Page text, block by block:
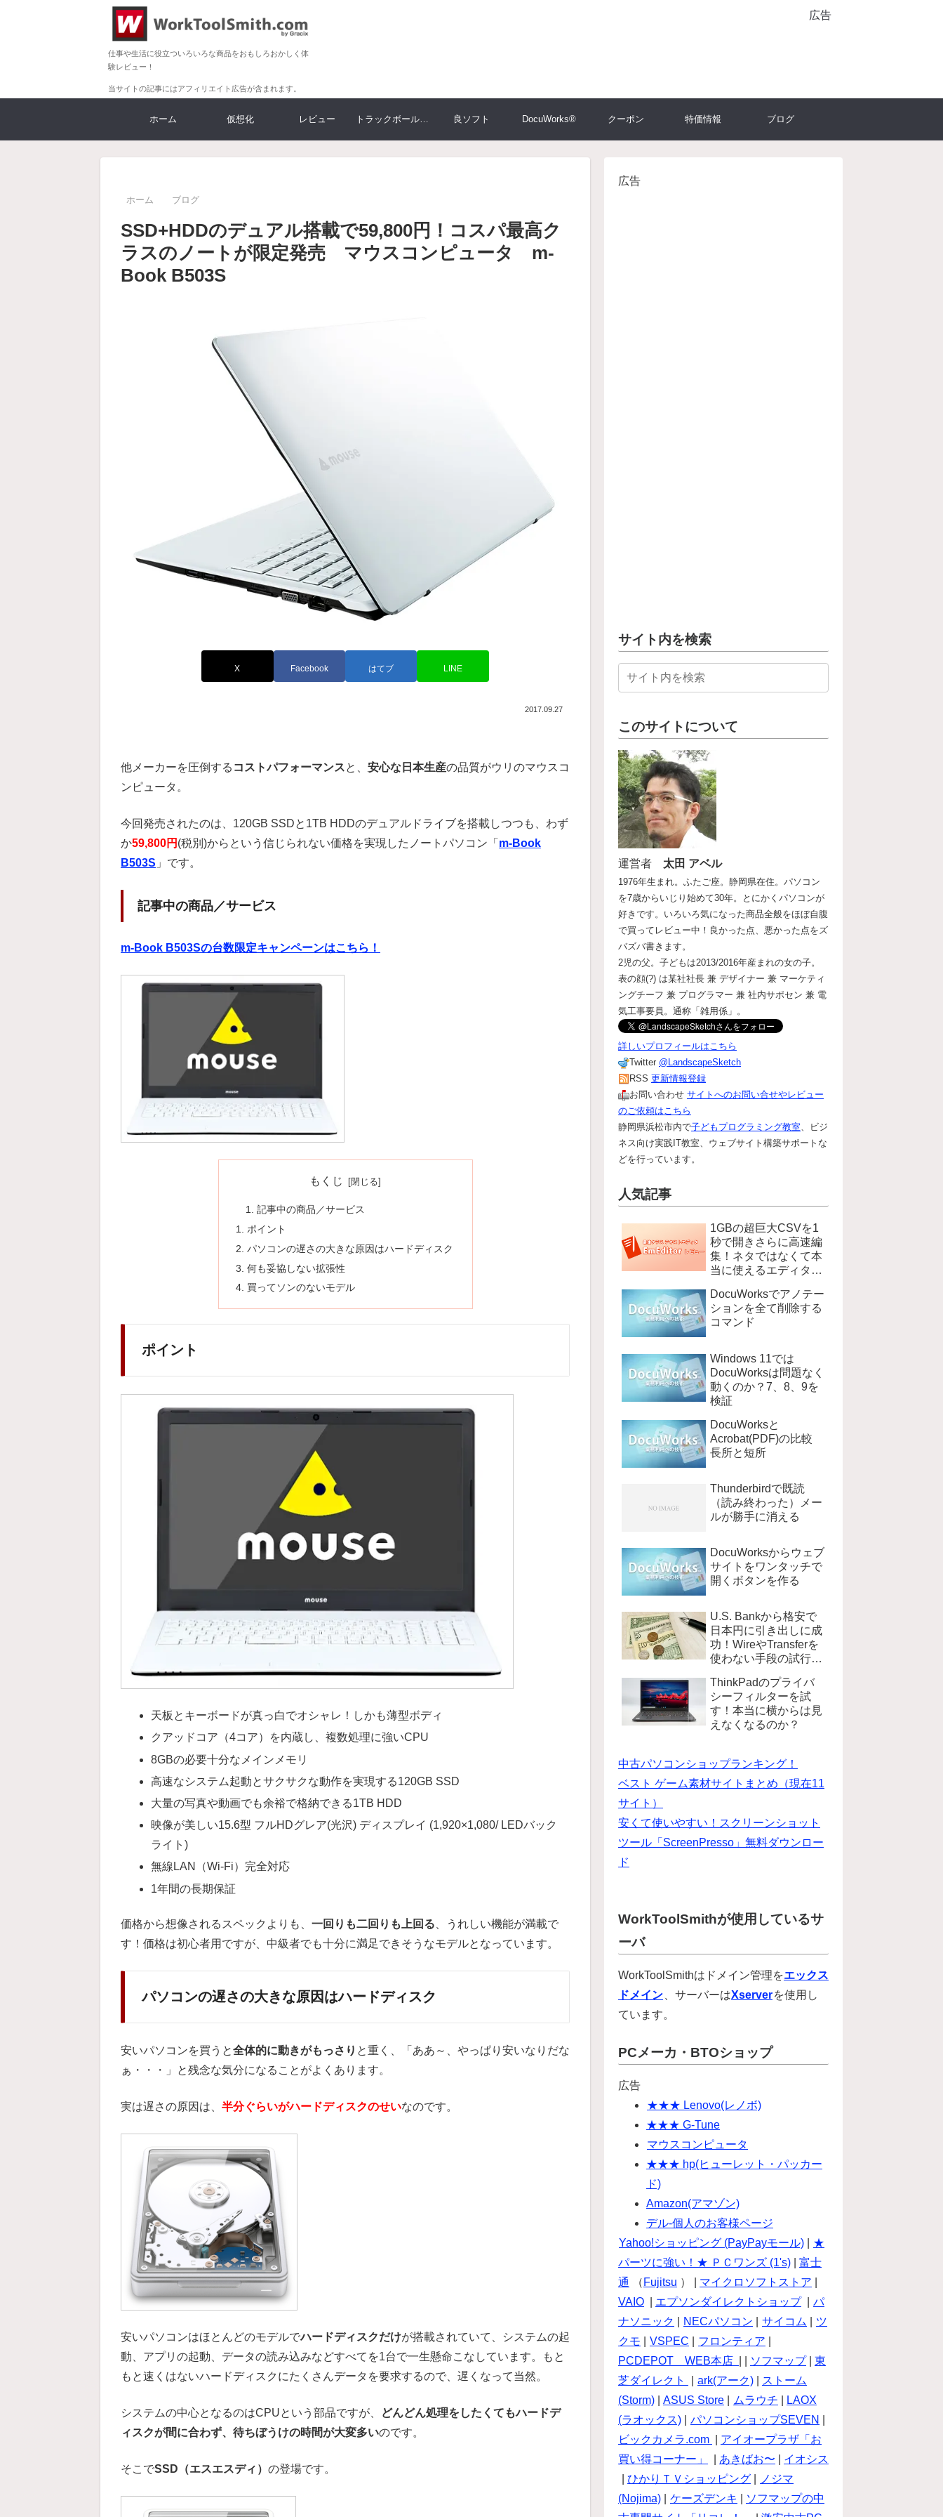
仕事や生活に役立ついろいろな商品をおもしろおかしく体
験レビュー！
当サイトの記事にはアフィリエイト広告が含まれます。
広告
ホーム 仮想化 レビュー トラックボール大比較 良ソフト DocuWorks® クーポン 特価情報 ブログ
ホーム ブログ
SSD+HDDのデュアル搭載で59,800円！コスパ最高ク
ラスのノートが限定発売 マウスコンピュータ m-
Book B503S
X Facebook はてブ LINE
2017.09.27
他メーカーを圧倒する コストパフォーマンスと、 安心な日本生産の品質がウリのマウスコ
ンピュータ。
今回発売されたのは、120GB SSDと1TB HDDのデュアルドライブを搭載しつつも、わず
か59,800円 (税別)からという信じられない価格を実現したノートパソコン「 m-Book
B503S 」です。
記事中の商品／サービス
m-Book B503Sの台数限定キャンペーンはこちら！
もくじ
記事中の商品／サービス
ポイント
パソコンの遅さの大きな原因はハードディスク
何も妥協しない拡張性
買ってソンのないモデル
ポイント
天板とキーボードが真っ白でオシャレ！しかも薄型ボディ
クアッドコア（4コア）を内蔵し、複数処理に強いCPU
8GBの必要十分なメインメモリ
高速なシステム起動とサクサクな動作を実現する120GB SSD
大量の写真や動画でも余裕で格納できる1TB HDD
映像が美しい15.6型 フルHDグレア(光沢) ディスプレイ (1,920×1,080/ LEDバック
ライト)
無線LAN（Wi-Fi）完全対応
1年間の長期保証
価格から想像されるスペックよりも、 一回りも二回りも上回る 、うれしい機能が満載で
す！価格は初心者用ですが、中級者でも十分に満足できそうなモデルとなっています。
パソコンの遅さの大きな原因はハードディスク
安いパソコンを買うと全体的に動きがもっさり と重く、「ああ～、やっぱり安いなりだな
ぁ・・・」と残念な気分になることがよくあります。
実は遅さの原因は、 半分ぐらいがハードディスクのせいなのです。
安いパソコンはほとんどのモデルでハードディスクだけが搭載されていて、システムの起
動、アプリの起動、データの読み込みなどすべてを1台で一生懸命こなしています。もと
もと速くはないハードディスクにたくさんデータを要求するので、遅くなって当然。
システムの中心となるのはCPUという部品ですが、
どんどん処理をしたくてもハードデ
ィスクが間に合わず、待ちぼうけの時間が大変多いのです。
そこでSSD（エスエスディ） の登場です。
広告
サイト内を検索
このサイトについて
運営者 太田 アベル
1976年生まれ。ふたご座。静岡県在住。パソコン
を7歳からいじり始めて30年。とにかくパソコンが
好きです。いろいろ気になった商品全般をほぼ自腹
で買ってレビュー中！良かった点、悪かった点をズ
バズバ書きます。
2児の父。子どもは2013/2016年産まれの女の子。
表の顔(?) は某社社長 兼 デザイナー 兼 マーケティ
ングチーフ 兼 プログラマー 兼 社内サポセン 兼 電
気工事要員。通称「雑用係」。
詳しいプロフィールはこちら
Twitter @LandscapeSketch
RSS 更新情報登録
お問い合わせ サイトへのお問い合せやレビュー
のご依頼はこちら
静岡県浜松市内で子どもプログラミング教室、ビジ
ネス向け実践IT教室、ウェブサイト構築サポートな
どを行っています。
人気記事
1GBの超巨大CSVを1
秒で開きさらに高速編
集！ネタではなくて本
当に使えるエディタ
DocuWorksでアノテー
ションを全て削除する
コマンド
Windows 11では
DocuWorksは問題なく
動くのか？7、8、9を
検証
DocuWorksと
Acrobat(PDF)の比較
長所と短所
Thunderbirdで既読
（読み終わった）メー
ルが勝手に消える
DocuWorksからウェブ
サイトをワンタッチで
開くボタンを作る
U.S. Bankから格安で
日本円に引き出しに成
功！WireやTransferを
使わない手段の試行錯
ThinkPadのプライバ
シーフィルターを試
す！本当に横からは見
えなくなるのか？
中古パソコンショップランキング！
ベスト ゲーム素材サイトまとめ（現在11
サイト）
安くて使いやすい！スクリーンショット
ツール「ScreenPresso」無料ダウンロー
ド
WorkToolSmithが使用しているサ
ーバ
WorkToolSmithはドメイン管理をエックス
ドメイン 、サーバーはXserverを使用し
ています。
PCメーカ・BTOショップ
広告
★★★ Lenovo(レノボ)
★★★ G-Tune
マウスコンピュータ
★★★ hp(ヒューレット・パッカー
ド)
Amazon(アマゾン)
デル-個人のお客様ページ
Yahoo!ショッピング (PayPayモール)
★
パーツに強い！★ ＰＣワンズ (1's)
富士
通
（ Fujitsu ） | マイクロソフトストア
VAIO
エプソンダイレクトショップ
パ
ナソニック
NECパソコン サイコム
ツ
クモ
VSPEC フロンティア
PCDEPOT WEB本店
ソフマップ| 東
芝ダイレクト
ark(アーク)
ストーム
(Storm)
ASUS Store ムラウチ
LAOX
(ラオックス)
パソコンショップSEVEN
ビックカメラ.com
アイオープラザ「お
買い得コーナー」
あきばお〜
イオシス
ひかりＴＶショッピング
ノジマ
(Nojima)
ケーズデンキ
ソフマップの中